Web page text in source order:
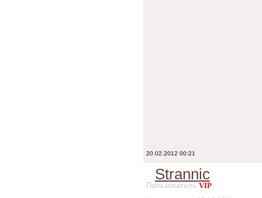
20.02.2012 00:21
Strannic
Пользователь VIP